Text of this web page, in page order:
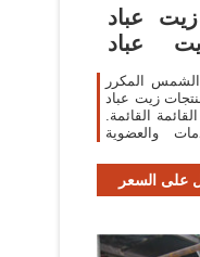
عباد
عباد
الشمس
المكرر
زيت عباد
القائمة.
والعضوية
على السعر